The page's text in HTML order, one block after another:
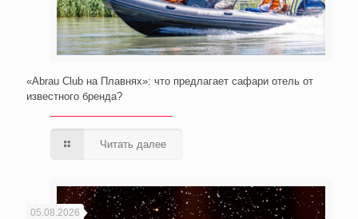
«Abrau Club на Плавнях»: что предлагает сафари отель от
известного бренда?
Читать далее
05.08.2026